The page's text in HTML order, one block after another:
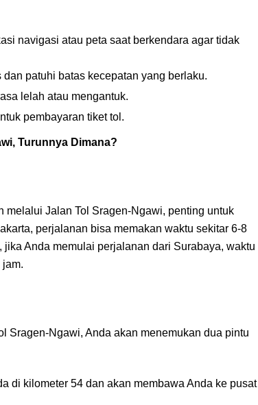
navigasi atau peta saat berkendara agar tidak
patuhi batas kecepatan yang berlaku.
lelah atau mengantuk.
pembayaran tiket tol.
Turunnya Dimana?
melalui Jalan Tol Sragen-Ngawi, penting untuk
perjalanan bisa memakan waktu sekitar 6-8
Anda memulai perjalanan dari Surabaya, waktu
Sragen-Ngawi, Anda akan menemukan dua pintu
di kilometer 54 dan akan membawa Anda ke pusat